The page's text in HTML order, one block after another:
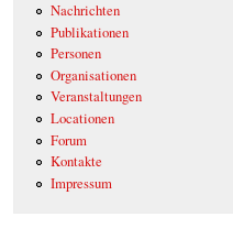
Nachrichten
Publikationen
Personen
Organisationen
Veranstaltungen
Locationen
Forum
Kontakte
Impressum